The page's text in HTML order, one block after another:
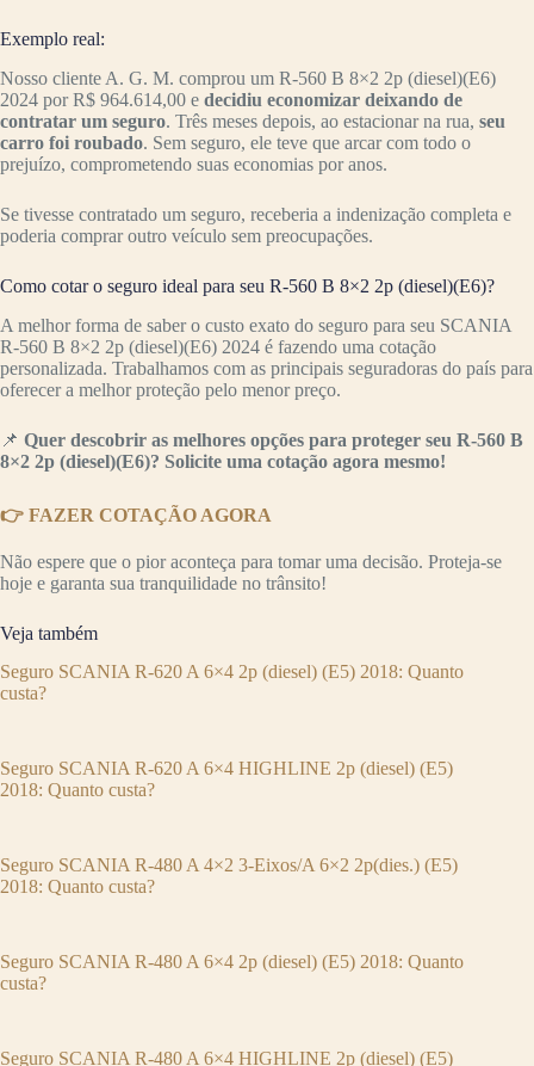
Exemplo real:
Nosso cliente A. G. M. comprou um R-560 B 8×2 2p (diesel)(E6)
2024 por R$ 964.614,00 e decidiu economizar deixando de
contratar um seguro. Três meses depois, ao estacionar na rua, seu
carro foi roubado. Sem seguro, ele teve que arcar com todo o
prejuízo, comprometendo suas economias por anos.
Se tivesse contratado um seguro, receberia a indenização completa e
poderia comprar outro veículo sem preocupações.
Como cotar o seguro ideal para seu R-560 B 8×2 2p (diesel)(E6)?
A melhor forma de saber o custo exato do seguro para seu SCANIA
R-560 B 8×2 2p (diesel)(E6) 2024 é fazendo uma cotação
personalizada. Trabalhamos com as principais seguradoras do país para
oferecer a melhor proteção pelo menor preço.
📌 Quer descobrir as melhores opções para proteger seu R-560 B
8×2 2p (diesel)(E6)? Solicite uma cotação agora mesmo!
👉 FAZER COTAÇÃO AGORA
Não espere que o pior aconteça para tomar uma decisão. Proteja-se
hoje e garanta sua tranquilidade no trânsito!
Veja também
Seguro SCANIA R-620 A 6×4 2p (diesel) (E5) 2018: Quanto
custa?
Seguro SCANIA R-620 A 6×4 HIGHLINE 2p (diesel) (E5)
2018: Quanto custa?
Seguro SCANIA R-480 A 4×2 3-Eixos/A 6×2 2p(dies.) (E5)
2018: Quanto custa?
Seguro SCANIA R-480 A 6×4 2p (diesel) (E5) 2018: Quanto
custa?
Seguro SCANIA R-480 A 6×4 HIGHLINE 2p (diesel) (E5)